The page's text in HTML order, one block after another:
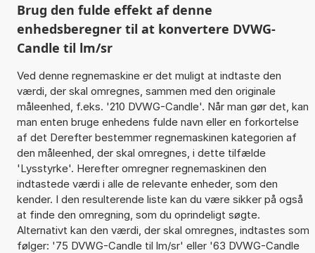
Brug den fulde effekt af denne
enhedsberegner til at konvertere DVWG-
Candle til lm/sr
Ved denne regnemaskine er det muligt at indtaste den
værdi, der skal omregnes, sammen med den originale
måleenhed, f.eks. '210 DVWG-Candle'. Når man gør det, kan
man enten bruge enhedens fulde navn eller en forkortelse
af det Derefter bestemmer regnemaskinen kategorien af
den måleenhed, der skal omregnes, i dette tilfælde
'Lysstyrke'. Herefter omregner regnemaskinen den
indtastede værdi i alle de relevante enheder, som den
kender. I den resulterende liste kan du være sikker på også
at finde den omregning, som du oprindeligt søgte.
Alternativt kan den værdi, der skal omregnes, indtastes som
følger: '75 DVWG-Candle til lm/sr' eller '63 DVWG-Candle